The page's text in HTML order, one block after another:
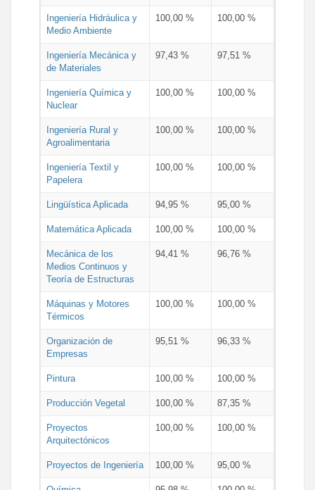
Ingeniería Hidráulica y
Medio Ambiente
100,00 % 100,00 %
Ingeniería Mecánica y
de Materiales
97,43 % 97,51 %
Ingeniería Química y
Nuclear
100,00 % 100,00 %
Ingeniería Rural y
Agroalimentaria
100,00 % 100,00 %
Ingeniería Textil y
Papelera
100,00 % 100,00 %
Lingüística Aplicada 94,95 % 95,00 %
Matemática Aplicada 100,00 % 100,00 %
Mecánica de los
Medios Continuos y
Teoría de Estructuras
94,41 % 96,76 %
Máquinas y Motores
Térmicos
100,00 % 100,00 %
Organización de
Empresas
95,51 % 96,33 %
Pintura 100,00 % 100,00 %
Producción Vegetal 100,00 % 87,35 %
Proyectos
Arquitectónicos
100,00 % 100,00 %
Proyectos de Ingeniería 100,00 % 95,00 %